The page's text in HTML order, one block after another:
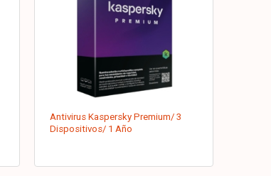
Antivirus Kaspersky Premium/ 3
Dispositivos/ 1 Año